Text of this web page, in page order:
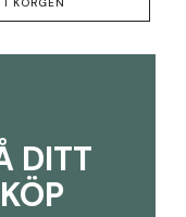
DITT